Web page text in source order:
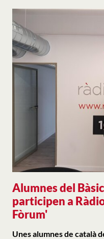
Alumnes del
participen a
Fòrum'
Unes alumnes de català